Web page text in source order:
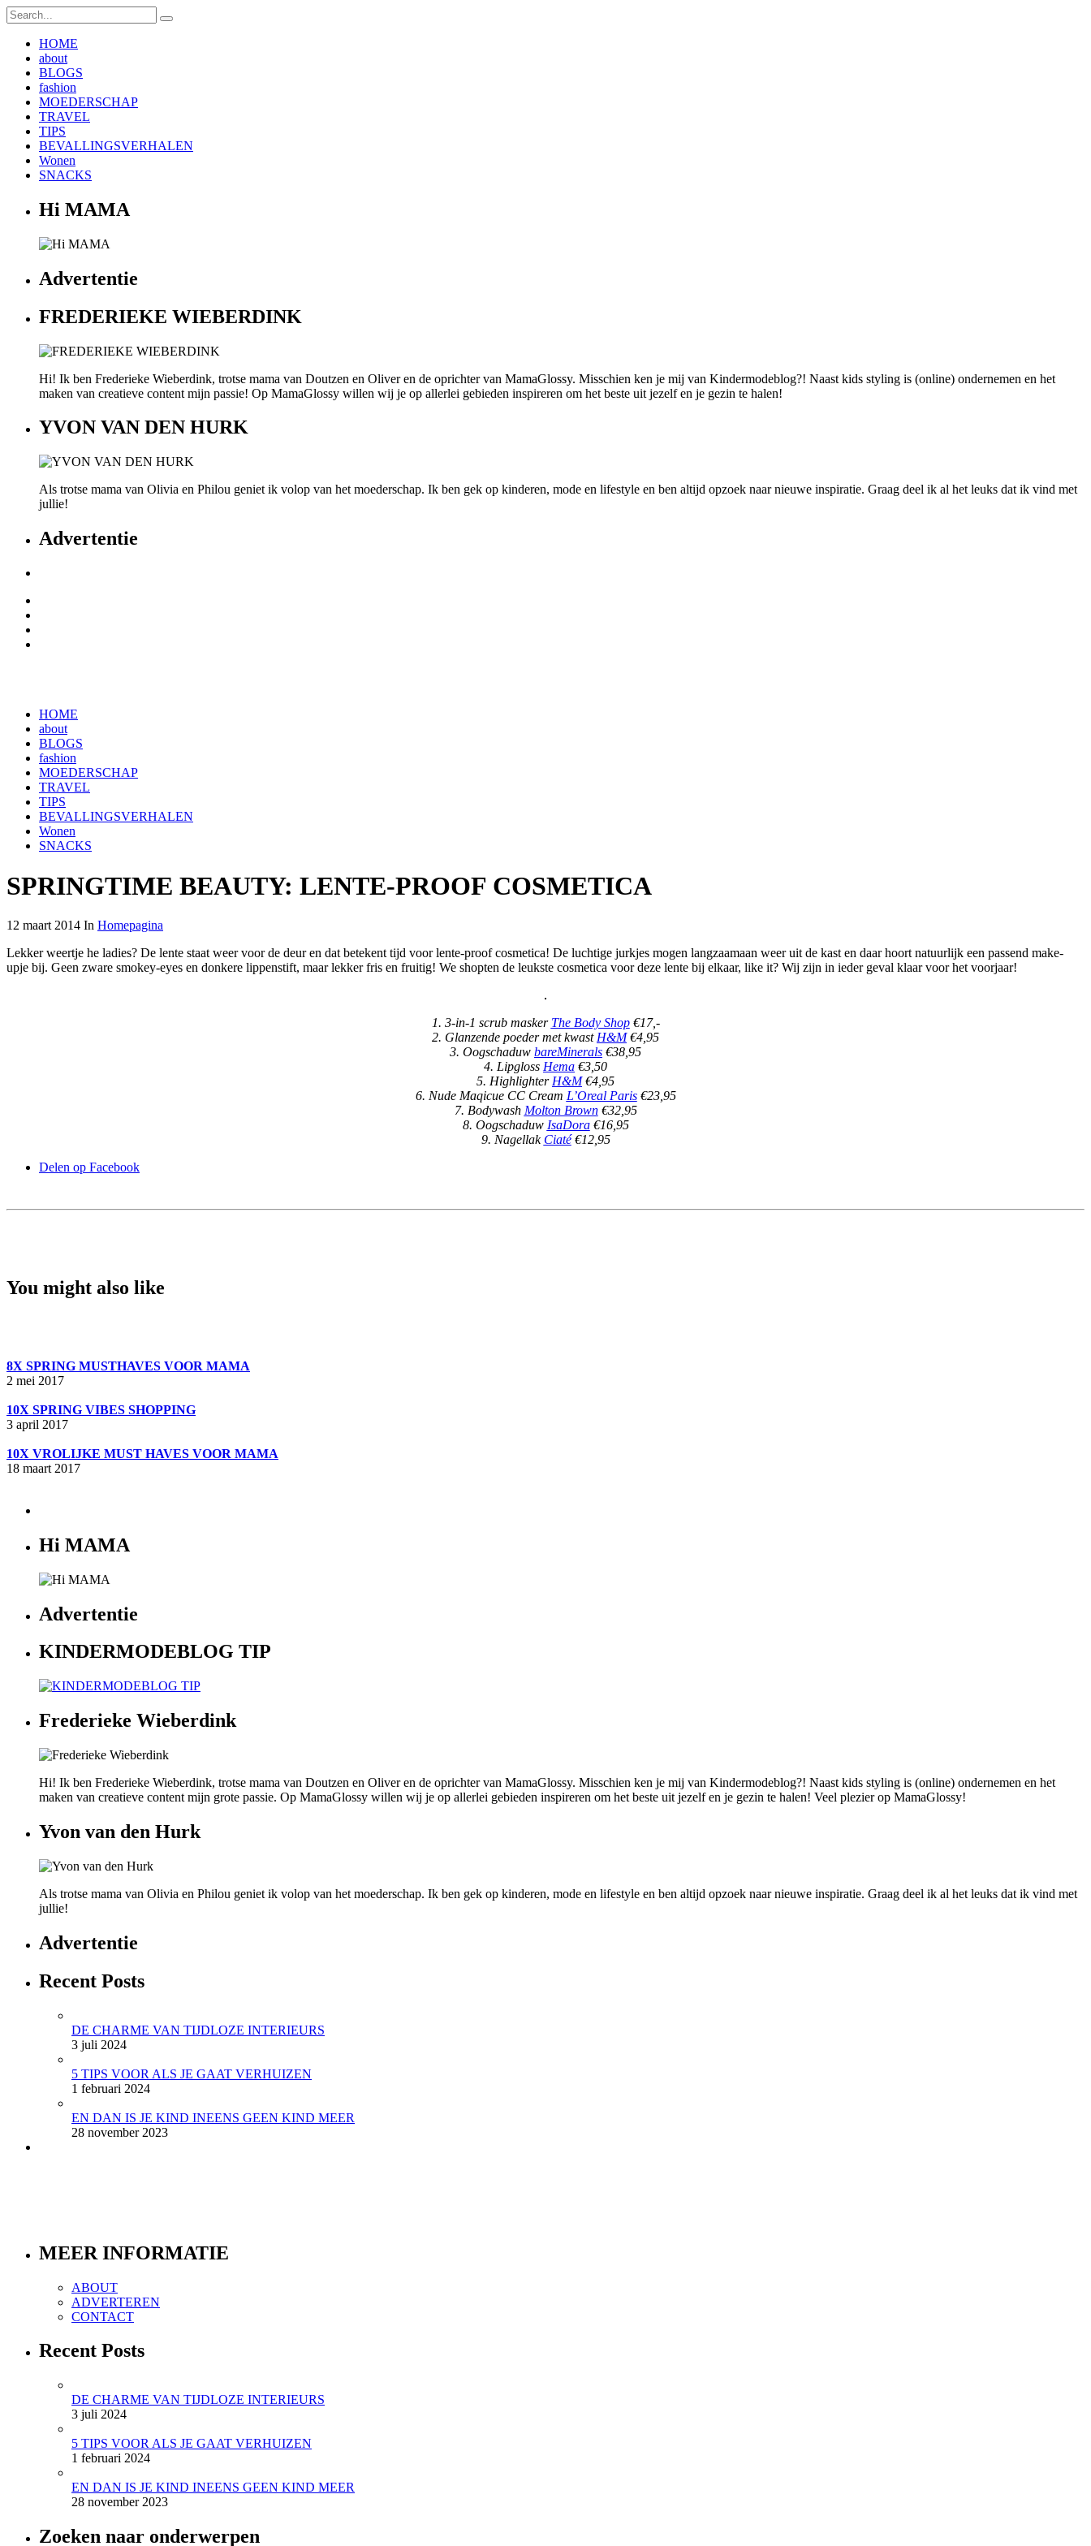
HOME
about
BLOGS
fashion
MOEDERSCHAP
TRAVEL
TIPS
BEVALLINGSVERHALEN
Wonen
SNACKS
Hi MAMA
Advertentie
FREDERIEKE WIEBERDINK
Hi! Ik ben Frederieke Wieberdink, trotse mama van Doutzen en Oliver en de oprichter van MamaGlossy. Misschien ken je mij van Kindermodeblog?! Naast kids styling is (online) ondernemen en het
maken van creatieve content mijn passie! Op MamaGlossy willen wij je op allerlei gebieden inspireren om het beste uit jezelf en je gezin te halen!
YVON VAN DEN HURK
Als trotse mama van Olivia en Philou geniet ik volop van het moederschap. Ik ben gek op kinderen, mode en lifestyle en ben altijd opzoek naar nieuwe inspiratie. Graag deel ik al het leuks dat ik vind met
jullie!
Advertentie
HOME
about
BLOGS
fashion
MOEDERSCHAP
TRAVEL
TIPS
BEVALLINGSVERHALEN
Wonen
SNACKS
SPRINGTIME BEAUTY: LENTE-PROOF COSMETICA
12 maart 2014 In Homepagina
Lekker weertje he ladies? De lente staat weer voor de deur en dat betekent tijd voor lente-proof cosmetica! De luchtige jurkjes mogen langzaamaan weer uit de kast en daar hoort natuurlijk een passend make-
upje bij. Geen zware smokey-eyes en donkere lippenstift, maar lekker fris en fruitig! We shopten de leukste cosmetica voor deze lente bij elkaar, like it? Wij zijn in ieder geval klaar voor het voorjaar!
1. 3-in-1 scrub masker The Body Shop€17,-
2. Glanzende poeder met kwast H&M€4,95
3. Oogschaduw bareMinerals €38,95
4. Lipgloss Hema €3,50
5. Highlighter H&M€4,95
6. Nude Maqicue CC Cream L’Oreal Paris€23,95
7. Bodywash Molton Brown€32,95
8. Oogschaduw IsaDora€16,95
9. Nagellak Ciaté€12,95
Delen op Facebook
You might also like
8X SPRING MUSTHAVES VOOR MAMA
2 mei 2017
10X SPRING VIBES SHOPPING
3 april 2017
10X VROLIJKE MUST HAVES VOOR MAMA
18 maart 2017
Hi MAMA
Advertentie
KINDERMODEBLOG TIP
Frederieke Wieberdink
Hi! Ik ben Frederieke Wieberdink, trotse mama van Doutzen en Oliver en de oprichter van MamaGlossy. Misschien ken je mij van Kindermodeblog?! Naast kids styling is (online) ondernemen en het
maken van creatieve content mijn grote passie. Op MamaGlossy willen wij je op allerlei gebieden inspireren om het beste uit jezelf en je gezin te halen! Veel plezier op MamaGlossy!
Yvon van den Hurk
Als trotse mama van Olivia en Philou geniet ik volop van het moederschap. Ik ben gek op kinderen, mode en lifestyle en ben altijd opzoek naar nieuwe inspiratie. Graag deel ik al het leuks dat ik vind met
jullie!
Advertentie
Recent Posts
DE CHARME VAN TIJDLOZE INTERIEURS
3 juli 2024
5 TIPS VOOR ALS JE GAAT VERHUIZEN
1 februari 2024
EN DAN IS JE KIND INEENS GEEN KIND MEER
28 november 2023
MEER INFORMATIE
ABOUT
ADVERTEREN
CONTACT
Recent Posts
DE CHARME VAN TIJDLOZE INTERIEURS
3 juli 2024
5 TIPS VOOR ALS JE GAAT VERHUIZEN
1 februari 2024
EN DAN IS JE KIND INEENS GEEN KIND MEER
28 november 2023
Zoeken naar onderwerpen